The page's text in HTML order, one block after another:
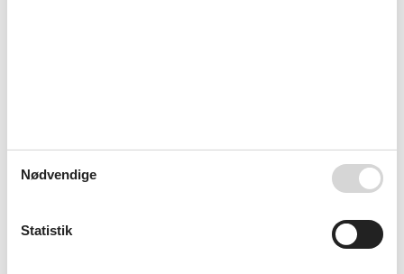
Nødvendige
Statistik